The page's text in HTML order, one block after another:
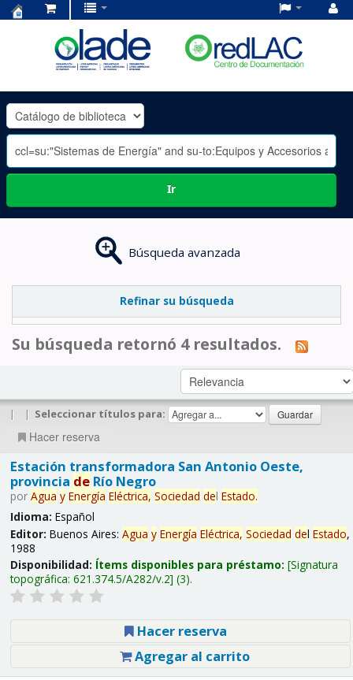
OLADE
-
Ir
Búsqueda avanzada
Refinar su búsqueda
Su búsqueda retornó 4 resultados.
| | Seleccionar títulos para:
Hacer reserva
Estación transformadora San Antonio Oeste,
provincia deRío Negro
por Agua y Energía Eléctrica, Sociedad del Estado.
Idioma: Español
Editor: Buenos Aires: Agua y Energía Eléctrica, Sociedad del Estado,
1988
Disponibilidad: Ítems disponibles para préstamo: Signatura
topográfica: 621.374.5/A282/v.2 (3).
Hacer reserva
Agregar al carrito